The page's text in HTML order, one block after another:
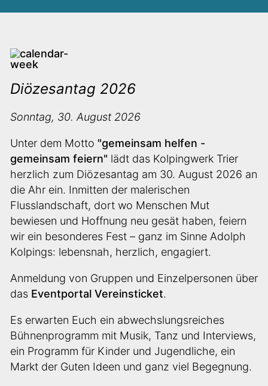
Diözesantag 2026
Sonntag, 30. August 2026
Unter dem Motto "gemeinsam helfen -
gemeinsam feiern" lädt das Kolpingwerk Trier
herzlich zum Diözesantag am 30. August 2026 an
die Ahr ein. Inmitten der malerischen
Flusslandschaft, dort wo Menschen Mut
bewiesen und Hoffnung neu gesät haben, feiern
wir ein besonderes Fest – ganz im Sinne Adolph
Kolpings: lebensnah, herzlich, engagiert.
Anmeldung von Gruppen und Einzelpersonen über
das Eventportal Vereinsticket.
Es erwarten Euch ein abwechslungsreiches
Bühnenprogramm mit Musik, Tanz und Interviews,
ein Programm für Kinder und Jugendliche, ein
Markt der Guten Ideen und ganz viel Begegnung.